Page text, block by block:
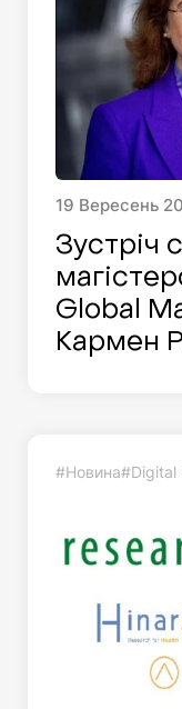
19 Вересень
Зустріч
Global
Кармен
#Новина#Digital